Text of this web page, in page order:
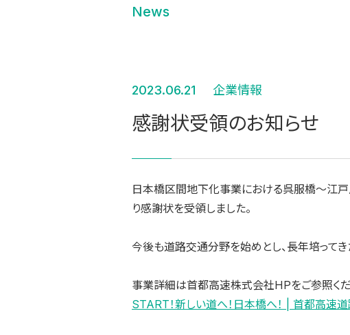
News
2023.06.21 企業情報
感謝状受領のお知らせ
日本橋区間地下化事業における呉服橋～江
り感謝状を受領しました。
今後も道路交通分野を始めとし、長年培って
事業詳細は首都高速株式会社HPをご参照く
START！新しい道へ！日本橋へ！ | 首都高